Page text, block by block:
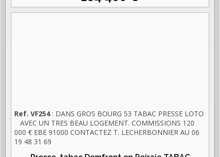
Ref. VF254: DANS GROS BOURG 53 TABAC PRESSE LOTO
AVEC UN TRES BEAU LOGEMENT. COMMISSIONS 120
000 € EBE 91000 CONTACTEZ T. LECHERBONNIER AU 06
19 48 31 69